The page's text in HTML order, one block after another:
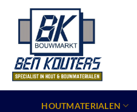
HOUTMATERIALEN